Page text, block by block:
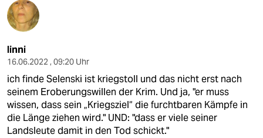
linni
16.06.2022 , 09:20 Uhr
ich finde Selenski ist kriegstoll und das nicht erst nach
seinem Eroberungswillen der Krim. Und ja, "er muss
wissen, dass sein „Kriegsziel“ die furchtbaren Kämpfe in
die Länge ziehen wird." UND: "dass er viele seiner
Landsleute damit in den Tod schickt."